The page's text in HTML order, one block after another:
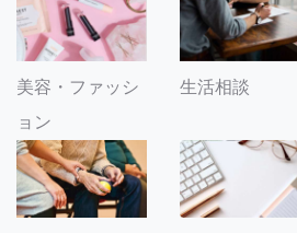
美容・ファッシ
ョン
生活相談